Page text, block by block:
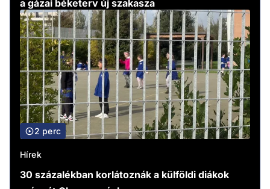
a gázai béketerv új szakasza
2 perc
Hírek
30 százalékban korlátoznák a külföldi diákok